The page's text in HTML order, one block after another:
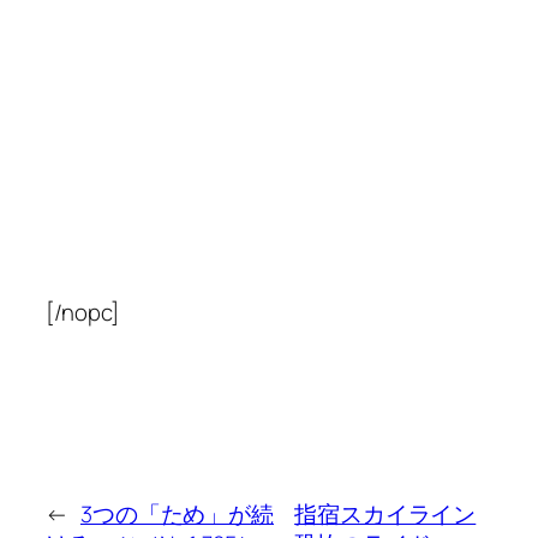
[/nopc]
← 3つの「ため」が続
指宿スカイライン